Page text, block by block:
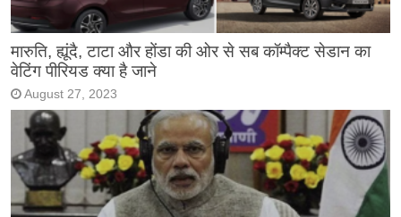
मारुति, ह्यूंदै, टाटा और होंडा की ओर से सब कॉम्पैक्ट सेडान का
वेटिंग पीरियड क्या है जाने
August 27, 2023